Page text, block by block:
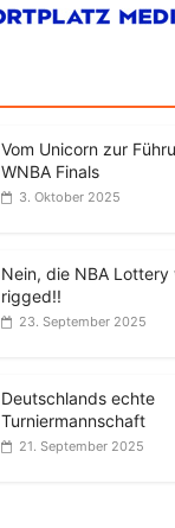
Vom Unicorn zur
WNBA Finals
3. Oktober 2025
Nein, die NBA Lottery
rigged!!
23. September 2025
Deutschlands echte
Turniermannschaft
21. September 2025